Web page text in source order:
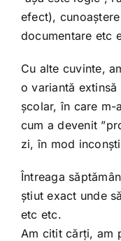
efect),
documentare etc
Cu alte cuvinte,
o variantă
școlar, în care m-
cum a devenit
zi, în mod
Întreaga
știut exact unde
etc etc.
Am citit cărți, am